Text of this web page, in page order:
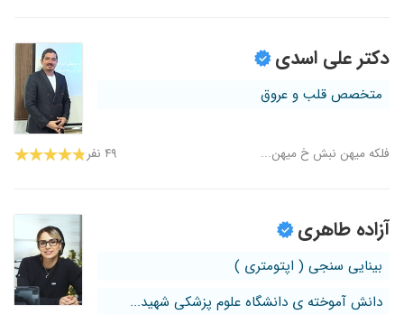
دکتر علی اسدی
متخصص قلب و عروق
فلکه میهن نبش خ میهن... ۴۹ نفر
آزاده طاهری
بینایی سنجی ( اپتومتری )
دانش آموخته ی دانشگاه علوم پزشکی شهید...